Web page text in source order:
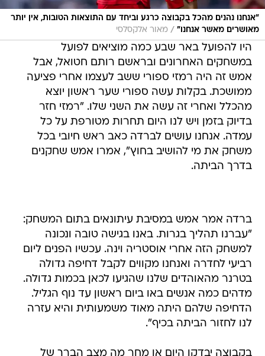
"אנחנו נהנים מהכל בקבוצה כרגע וביחד עם התוצאות הטובות, אין יותר
מאושרים מאשר אנחנו" / מאור אלקסלסי
היו להפועל באר שבע כמה מוציאים לפועל
במשחקים האחרונים ובראשם רותם חטואל, אבל
אמש זה היה רמזי ספורי ששב לעצמו אחרי פציעה
ממושכת. בקלות עשה ספורי שער ראשון יוצא
מהכלל ואחרי זה עשה את השני שלו. "רמזי חזר
בדיוק בזמן ויש לנו היום תחרות מטורפת על כל
עמדה. אנחנו עושים לברדה כאב ראש חיובי בכל
משחק את מי להושיב בחוץ", אמרו אמש שחקנים
בדרך הביתה.
ברדה אמר אמש במסיבת עיתונאים בתום המשחק:
"עברנו תהליך בגרות. באנו בגישה טובה ונכונה
למשחק הזה אחרי אוסטריה וינה. עכשיו הפנים ליום
רביעי לחדרה ואנחנו מקווים לקבל דחיפה גדולה
בטרנר מהאוהדים שלנו שהגיעו לכאן בכמות גדולה.
מדהים כמה אנשים באו ביום ראשון עד נוף הגליל.
הדחיפה שלהם היתה מאוד משמעותית והיא עזרה
לנו לחזור הביתה בכיף".
בקבוצה יבדקו היום או מחר מה מצב הברך של